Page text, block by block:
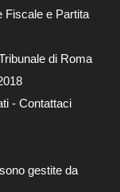
Fiscale e Partita
di Roma
- Contattaci
gestite da